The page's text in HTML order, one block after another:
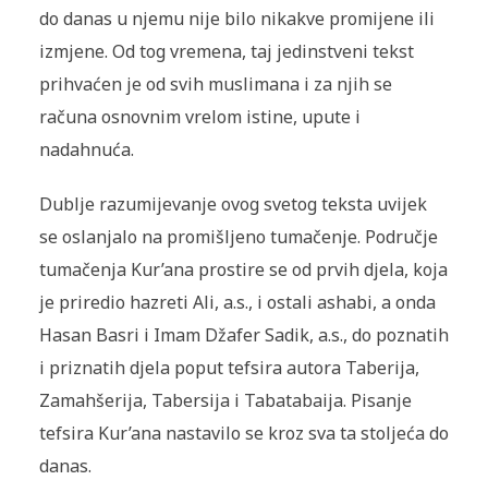
do danas u njemu nije bilo nikakve promijene ili
izmjene. Od tog vremena, taj jedinstveni tekst
prihvaćen je od svih muslimana i za njih se
računa osnovnim vrelom istine, upute i
nadahnuća.
Dublje razumijevanje ovog svetog teksta uvijek
se oslanjalo na promišljeno tumačenje. Područje
tumačenja Kur’ana prostire se od prvih djela, koja
je priredio hazreti Ali, a.s., i ostali ashabi, a onda
Hasan Basri i Imam Džafer Sadik, a.s., do poznatih
i priznatih djela poput tefsira autora Taberija,
Zamahšerija, Tabersija i Tabatabaija. Pisanje
tefsira Kur’ana nastavilo se kroz sva ta stoljeća do
danas.